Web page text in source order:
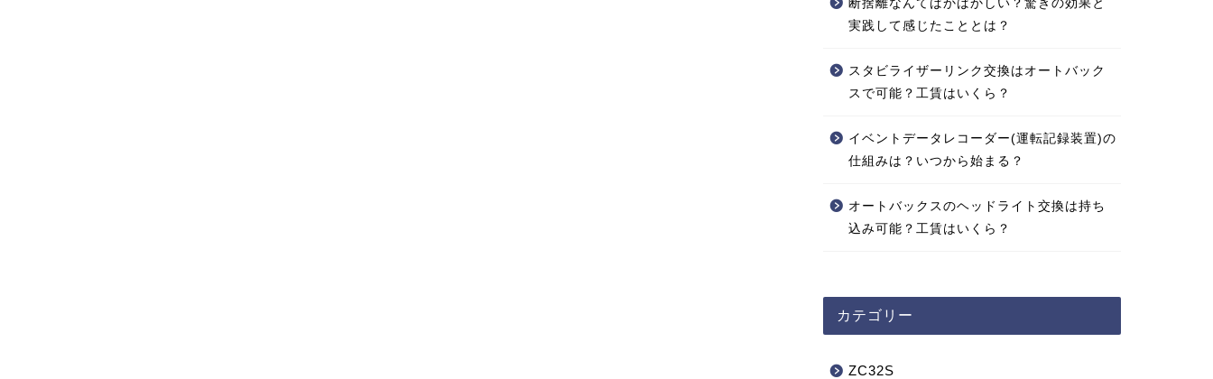
断捨離なんてばかばかしい？驚きの効果と
実践して感じたこととは？
スタビライザーリンク交換はオートバック
スで可能？工賃はいくら？
イベントデータレコーダー(運転記録装置)の
仕組みは？いつから始まる？
オートバックスのヘッドライト交換は持ち
込み可能？工賃はいくら？
カテゴリー
ZC32S